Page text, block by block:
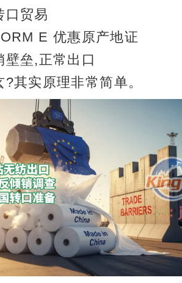
口贸易
E 优惠原产地证
壁垒,正常出口
其实原理非常简单。